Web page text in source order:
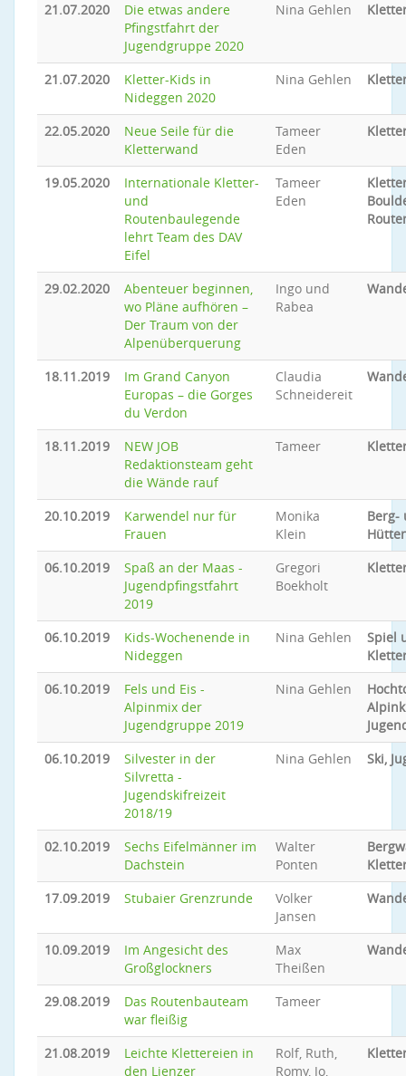
21.07.2020
Die etwas andere
Pfingstfahrt der
Jugendgruppe 2020
Nina Gehlen
21.07.2020
Kletter-Kids in
Nideggen 2020
Nina Gehlen
22.05.2020
Neue Seile für die
Kletterwand
Tameer
Eden
19.05.2020
Internationale Kletter-
und
Routenbaulegende
lehrt Team des DAV
Eifel
Tameer
Eden
29.02.2020
Abenteuer beginnen,
wo Pläne aufhören –
Der Traum von der
Alpenüberquerung
Ingo und
Rabea
18.11.2019
Im Grand Canyon
Europas – die Gorges
du Verdon
Claudia
Schneidereit
18.11.2019
NEW JOB
Redaktionsteam geht
die Wände rauf
Tameer
20.10.2019
Karwendel nur für
Frauen
Monika
Klein
Berg-
06.10.2019
Spaß an der Maas -
Jugendpfingstfahrt
2019
Gregori
Boekholt
06.10.2019
Kids-Wochenende in
Nideggen
Nina Gehlen
Spiel
06.10.2019
Fels und Eis -
Alpinmix der
Jugendgruppe 2019
Nina Gehlen
06.10.2019
Silvester in der
Silvretta -
Jugendskifreizeit
2018/19
Nina Gehlen Ski,
02.10.2019
Sechs Eifelmänner im
Dachstein
Walter
Ponten
17.09.2019
Stubaier Grenzrunde
Volker
Jansen
10.09.2019
Im Angesicht des
Großglockners
Max
Theißen
29.08.2019
Das Routenbauteam
war fleißig
Tameer
21.08.2019
Leichte Klettereien in
den Lienzer
Rolf, Ruth,
Romy, Jo,